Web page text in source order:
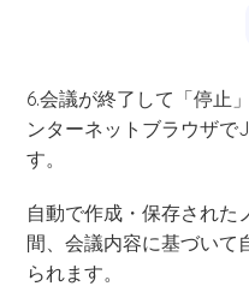
6.会議が終了して「停止
ンターネットブラウザで
す。
自動で作成・保存された
間、会議内容に基づいて
られます。